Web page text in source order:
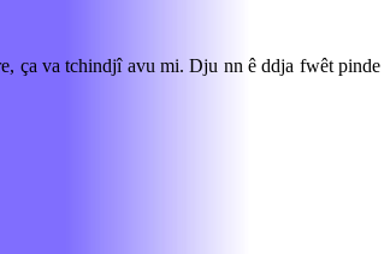
ça va tchindjî avu mi. Dju nn ê ddja fwêt pinde